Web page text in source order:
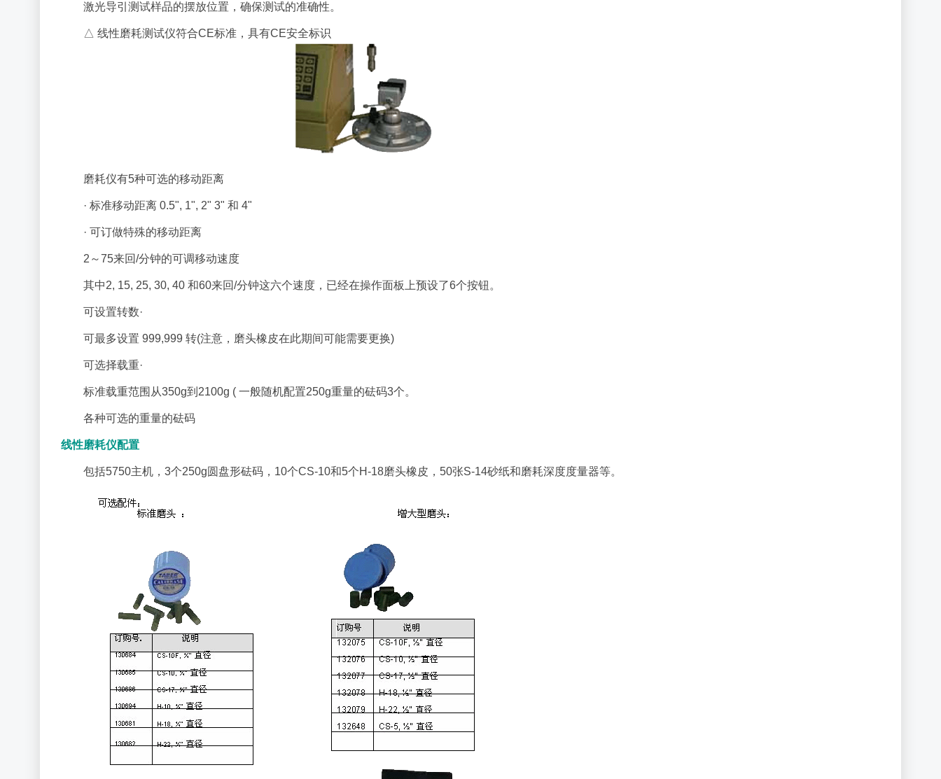
激光导引测试样品的摆放位置，确保测试的准确性。
△ 线性磨耗测试仪符合CE标准 ，具有CE安全标识
磨耗仪有5种可选的移动距离
· 标准移动距离 0.5", 1", 2" 3" 和 4"
· 可订做特殊的移动距离
2～75来回/分钟的可调移动速度
其中2, 15, 25, 30, 40 和60来回/分钟这六个速度，已经在操作面板上预设了6个按钮。
可设置转数·
可最多设置 999,999 转(注意，磨头橡皮在此期间可能需要更换)
可选择载重·
标准载重范围从350g到2100g ( 一般随机配置250g重量的砝码3个。
各种可选的重量的砝码
线性磨耗仪配置
包括5750主机，3个250g圆盘形砝码，10个CS-10和5个H-18磨头橡皮，50张S-14砂纸和磨耗深度度量器等。